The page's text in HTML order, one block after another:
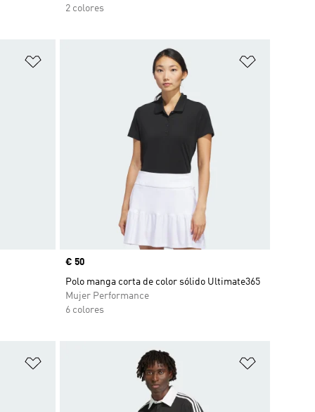
2 colores
Añadir a la lista de deseos
Precio
€ 50
Polo manga corta de color sólido Ultimate365
Mujer Performance
6 colores
Añadir a la lista de deseos